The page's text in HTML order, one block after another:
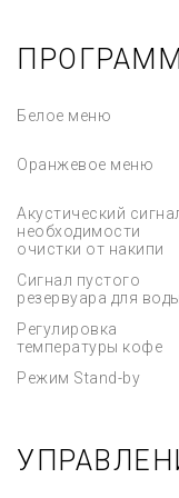
Белое меню
Оранжевое меню
Акустический
необходимости
очистки от накипи
Сигнал пустого
резервуара для воды
Регулировка
температуры кофе
Режим Stand-by